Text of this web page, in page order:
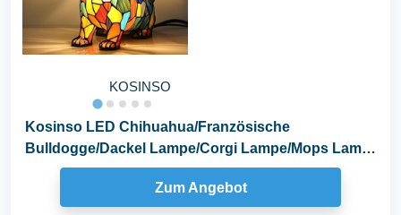
KOSINSO
Kosinso LED Chihuahua/Französische
Bulldogge/Dackel Lampe/Corgi Lampe/Mops Lamp,
Haustier-Dekolampe...
Zum Angebot